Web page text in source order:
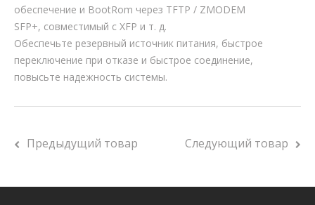
обеспечение и BootRom через TFTP / ZMODEM
SFP+, совместимый с XFP и т. д.
Обеспечьте резервный источник питания, быстрое
переключение при отказе и быстрое соединение,
повысьте надежность системы.
Предыдущий товар Следующий товар